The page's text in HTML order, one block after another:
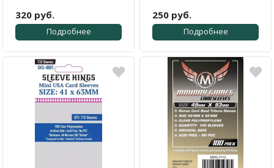
320 руб.
Подробнее
250 руб.
Подробнее